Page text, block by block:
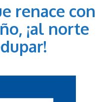
renace con
¡al norte